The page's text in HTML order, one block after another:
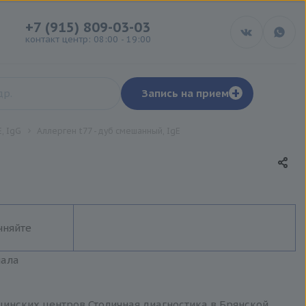
+7 (915) 809-03-03
контакт центр: 08:00 - 19:00
Запись на прием +